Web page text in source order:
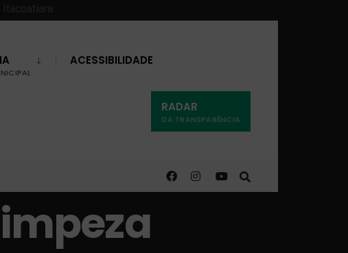
ACESSIBILIDADE
RADAR
DA TRANSPARÊNCIA